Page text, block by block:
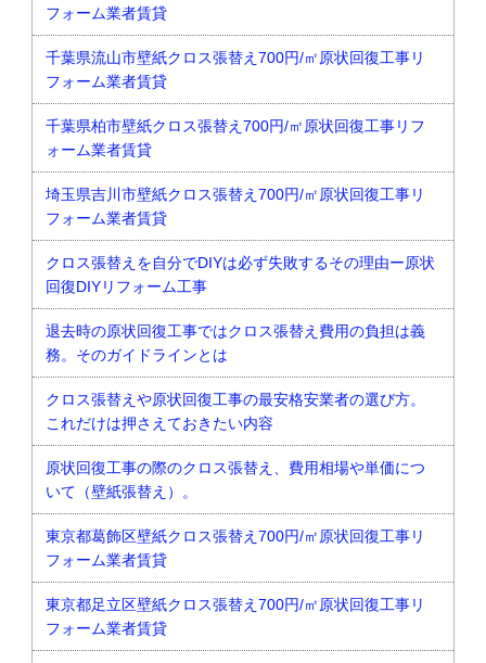
フォーム業者賃貸
千葉県流山市壁紙クロス張替え700円/㎡原状回復工事リ
フォーム業者賃貸
千葉県柏市壁紙クロス張替え700円/㎡原状回復工事リフ
ォーム業者賃貸
埼玉県吉川市壁紙クロス張替え700円/㎡原状回復工事リ
フォーム業者賃貸
クロス張替えを自分でDIYは必ず失敗するその理由ー原状
回復DIYリフォーム工事
退去時の原状回復工事ではクロス張替え費用の負担は義
務。そのガイドラインとは
クロス張替えや原状回復工事の最安格安業者の選び方。
これだけは押さえておきたい内容
原状回復工事の際のクロス張替え、費用相場や単価につ
いて（壁紙張替え）。
東京都葛飾区壁紙クロス張替え700円/㎡原状回復工事リ
フォーム業者賃貸
東京都足立区壁紙クロス張替え700円/㎡原状回復工事リ
フォーム業者賃貸